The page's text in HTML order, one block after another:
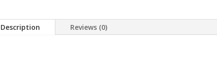
Description Reviews (0)